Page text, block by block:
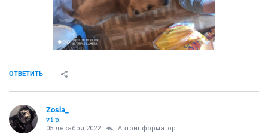
ОТВЕТИТЬ
Zosia_
v.i.p.
05 декабря 2022 Автоинформатор